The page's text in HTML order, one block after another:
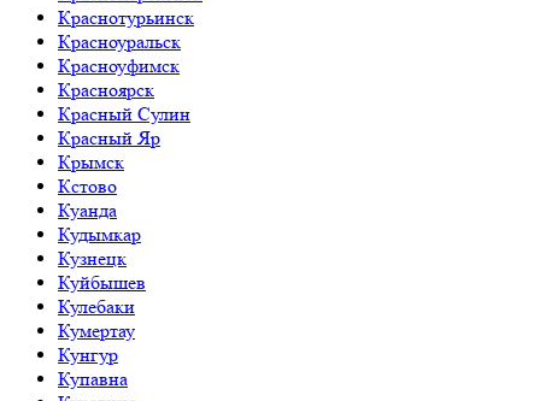
Краснотурьинск
Красноуральск
Красноуфимск
Красноярск
Красный Сулин
Красный Яр
Крымск
Кстово
Куанда
Кудымкар
Кузнецк
Куйбышев
Кулебаки
Кумертау
Кунгур
Купавна